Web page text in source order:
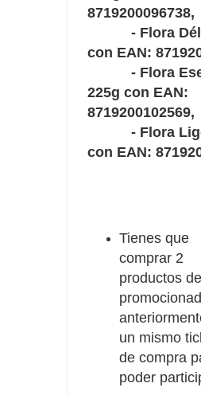
8719200096738,
- Flora
con EAN:
- Flora
225g con EAN:
8719200102569,
- Flora
con EAN:
Tienes que
comprar 2
productos
un mismo
de compra
poder